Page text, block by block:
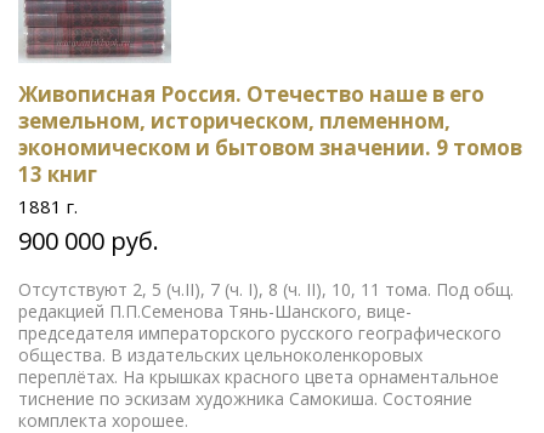
Живописная Россия. Отечество наше в его
земельном, историческом, племенном,
экономическом и бытовом значении. 9 томов
13 книг
1881 г.
900 000 руб.
Отсутствуют 2, 5 (ч.II), 7 (ч. I), 8 (ч. II), 10, 11 тома. Под общ.
редакцией П.П.Семенова Тянь-Шанского, вице-
председателя императорского русского географического
общества. В издательских цельноколенкоровых
переплётах. На крышках красного цвета орнаментальное
тиснение по эскизам художника Самокиша. Состояние
комплекта хорошее.